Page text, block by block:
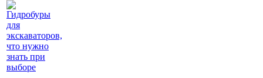
Гидробуры
для
экскаваторов,
что нужно
знать при
выборе